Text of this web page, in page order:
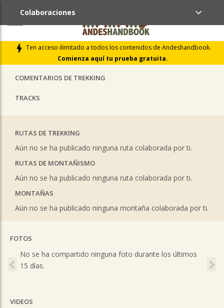
Ten acceso ilimitado a todos los contenidos de Andeshandbook.
Comienza aquí tu prueba gratuita.
Colaboraciones
ÚLTIMAS COLABORACIONES PUBLICADAS
LIBROS DE CUMBRES
COMENTARIOS DE TREKKING
TRACKS
RUTAS DE TREKKING
Aún no se ha publicado ninguna ruta colaborada por ti.
RUTAS DE MONTAÑISMO
Aún no se ha publicado ninguna ruta colaborada por ti.
MONTAÑAS
Aún no se ha publicado ninguna montaña colaborada por ti.
FOTOS
No se ha compartido ninguna foto durante los últimos
15 días.
Previous
VIDEOS